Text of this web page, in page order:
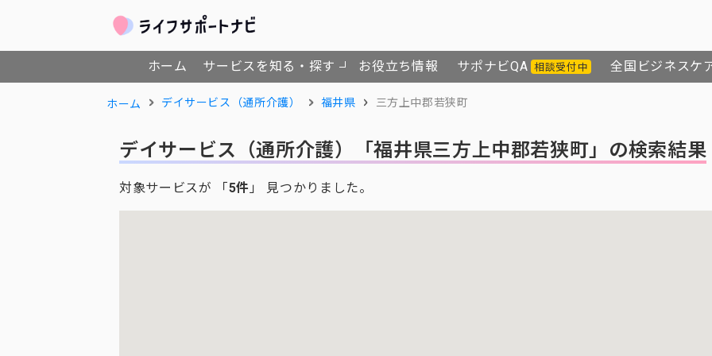
ホーム サービスを知る・探す お役立ち情報 サポナビQA 相談受付中 全国ビジネスケ
ホーム デイサービス（通所介護） 福井県 三方上中郡若狭町
デイサービス（通所介護） 「福井県三方上中郡若狭町」の検索結果
対象サービスが 「5件 」 見つかりました。